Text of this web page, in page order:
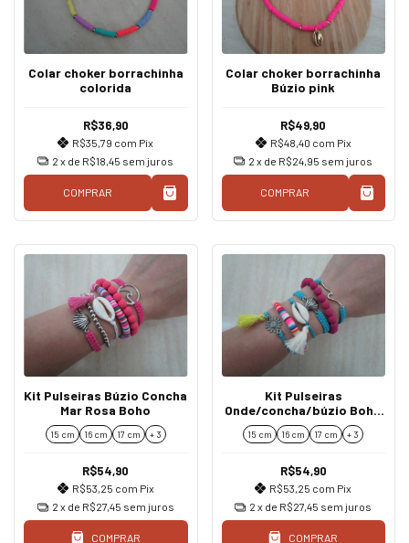
Colar choker borrachinha
colorida
R$36,90
R$35,79 com Pix
2 x de R$18,45 sem juros
COMPRAR
Colar choker borrachinha
Búzio pink
R$49,90
R$48,40 com Pix
2 x de R$24,95 sem juros
COMPRAR
Kit Pulseiras Búzio Concha
Mar Rosa Boho
15 cm 16 cm 17 cm + 3
R$54,90
R$53,25 com Pix
2 x de R$27,45 sem juros
COMPRAR
Kit Pulseiras
Onde/concha/búzio Boho
Coloridas
15 cm 16 cm 17 cm + 3
R$54,90
R$53,25 com Pix
2 x de R$27,45 sem juros
COMPRAR